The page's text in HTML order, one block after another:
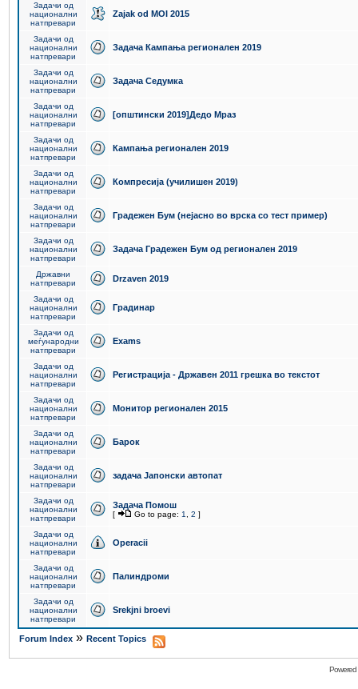
Задачи од
национални
натпревари
Zajak od MOI 2015
Задачи од
национални
натпревари
Задача Кампања регионален 2019
Задачи од
национални
натпревари
Задача Седумка
Задачи од
национални
натпревари
[општински 2019]Дедо Мраз
Задачи од
национални
натпревари
Кампања регионален 2019
Задачи од
национални
натпревари
Компресија (училишен 2019)
Задачи од
национални
натпревари
Градежен Бум (нејасно во врска со тест пример)
Задачи од
национални
натпревари
Задача Градежен Бум од регионален 2019
Државни
натпревари
Drzaven 2019
Задачи од
национални
натпревари
Градинар
Задачи од
меѓународни
натпревари
Exams
Задачи од
национални
натпревари
Регистрација - Државен 2011 грешка во текстот
Задачи од
национални
натпревари
Монитор регионален 2015
Задачи од
национални
натпревари
Барок
Задачи од
национални
натпревари
задача Јапонски автопат
Задачи од
национални
натпревари
Задача Помош
[ Go to page: 1 2 ]
Задачи од
национални
натпревари
Operacii
Задачи од
национални
натпревари
Палиндроми
Задачи од
национални
натпревари
Srekjni broevi
Forum Index » Recent Topics